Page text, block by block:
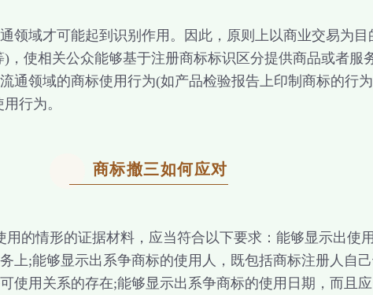
域才可能起到识别作用。因此，原则上以商业交易为目
，使相关公众能够基于注册商标标识区分提供商品或者服
通领域的商标使用行为(如产品检验报告上印制商标的行
行为。
商标撤三如何应对
情形的证据材料，应当符合以下要求：能够显示出使
上;能够显示出系争商标的使用人，既包括商标注册人自
使用关系的存在;能够显示出系争商标的使用日期，而且